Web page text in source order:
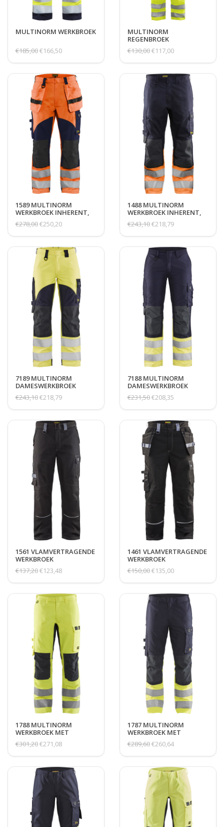
MULTINORM WERKBROEK
€185,00€166,50
MULTINORM
REGENBROEK
VLAMVERTRAGEND
€130,00€117,00
1589 MULTINORM
WERKBROEK INHERENT,
HI-VIS 2
€278,00€250,20
1488 MULTINORM
WERKBROEK INHERENT,
HI-VIS 1
€243,10€218,79
7189 MULTINORM
DAMESWERKBROEK
INHERENT, HI-VIS 2
€243,10€218,79
7188 MULTINORM
DAMESWERKBROEK
INHERENT, HI-VIS 1
€231,50€208,35
1561 VLAMVERTRAGENDE
WERKBROEK
€137,20€123,48
1461 VLAMVERTRAGENDE
WERKBROEK
€150,00€135,00
1788 MULTINORM
WERKBROEK MET
STRETCH, HI-VIS 2
€301,20€271,08
1787 MULTINORM
WERKBROEK MET
STRETCH, HI-VIS 1
€289,60€260,64